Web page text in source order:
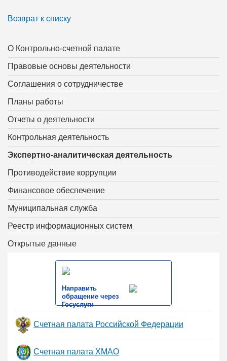
О Контрольно-счетной палате
Правовые основы деятельности
Соглашения о сотрудничестве
Планы работы
Отчеты о деятельности
Контрольная деятельность
Экспертно-аналитическая деятельность
Противодействие коррупции
Финансовое обеспечение
Муниципальная служба
Реестр информационных систем
Открытые данные
Направить
обращение через
Госуслуги
Счетная палата Российской Федерации
Счетная палата ХМАО
Возврат к списку